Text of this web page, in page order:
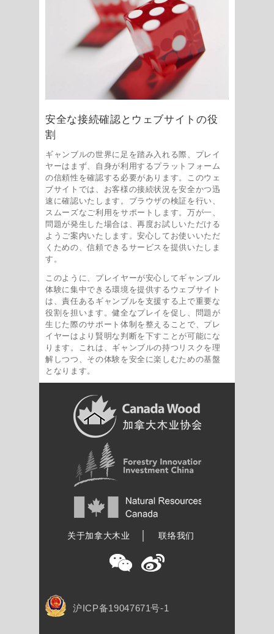
安全な接続確認とウェブサイトの役
割
ギャンブルの世界に足を踏み入れる際、プレイ
ヤーはまず、自身が利用するプラットフォーム
の信頼性を確認する必要があります。このウェ
ブサイトでは、お客様の接続状況を安全かつ迅
速に確認いたします。ブラウザの検証を行い、
スムーズなご利用をサポートします。万が一、
問題が発生した場合は、再度お試しいただける
ようご案内いたします。安心してお使いいただ
くための、信頼できるサービスを提供いたしま
す。
このように、プレイヤーが安心してギャンブル
体験に集中できる環境を提供するウェブサイト
は、責任あるギャンブルを支援する上で重要な
役割を担います。健全なプレイを促し、問題が
生じた際のサポート体制を整えることで、プレ
イヤーはより賢明な判断を下すことが可能にな
ります。これは、ギャンブルの持つリスクを理
解しつつ、その体験を安全に楽しむための基盤
となります。
关于加拿大木业 联络我们
沪ICP备19047671号-1